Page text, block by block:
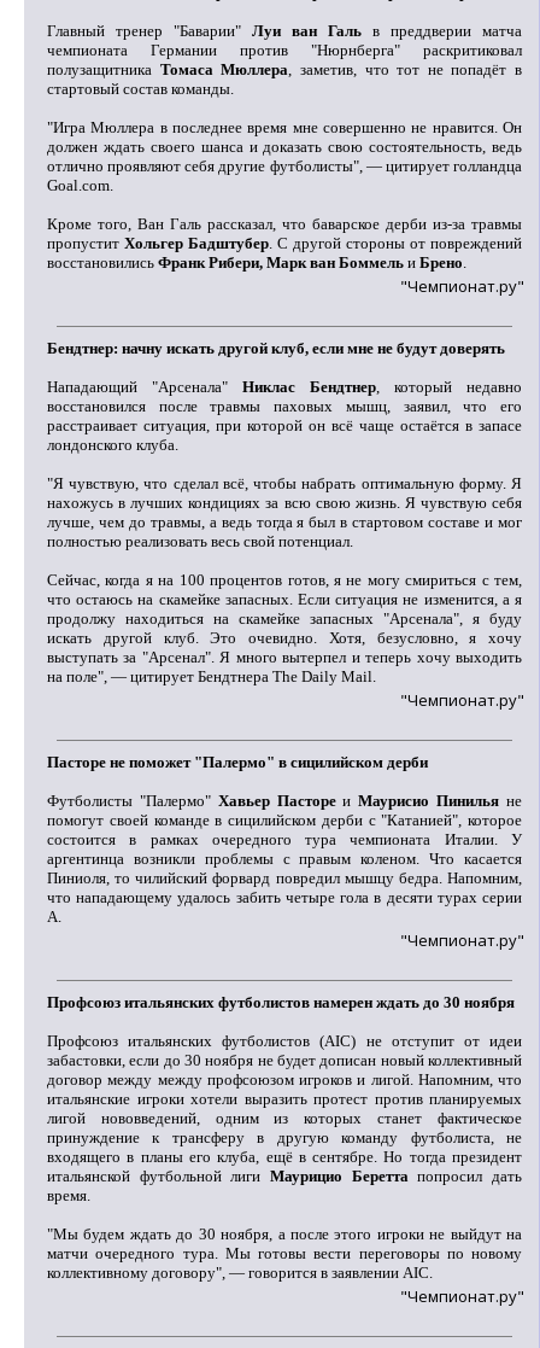
Главный тренер "Баварии" Луи ван Галь в преддверии матча
чемпионата Германии против "Нюрнберга" раскритиковал
полузащитника Томаса Мюллера, заметив, что тот не попадёт в
стартовый состав команды.
"Игра Мюллера в последнее время мне совершенно не нравится. Он
должен ждать своего шанса и доказать свою состоятельность, ведь
отлично проявляют себя другие футболисты", — цитирует голландца
Goal.com.
Кроме того, Ван Галь рассказал, что баварское дерби из-за травмы
пропустит Хольгер Бадштубер. C другой стороны от повреждений
восстановились Франк Рибери, Марк ван Боммель и Брено.
"Чемпионат.ру"
Бендтнер: начну искать другой клуб, если мне не будут доверять
Нападающий "Арсенала" Никлас Бендтнер, который недавно
восстановился после травмы паховых мышц, заявил, что его
расстраивает ситуация, при которой он всё чаще остаётся в запасе
лондонского клуба.
"Я чувствую, что сделал всё, чтобы набрать оптимальную форму. Я
нахожусь в лучших кондициях за всю свою жизнь. Я чувствую себя
лучше, чем до травмы, а ведь тогда я был в стартовом составе и мог
полностью реализовать весь свой потенциал.
Сейчас, когда я на 100 процентов готов, я не могу смириться с тем,
что остаюсь на скамейке запасных. Если ситуация не изменится, а я
продолжу находиться на скамейке запасных "Арсенала", я буду
искать другой клуб. Это очевидно. Хотя, безусловно, я хочу
выступать за "Арсенал". Я много вытерпел и теперь хочу выходить
на поле", — цитирует Бендтнера The Daily Mail.
"Чемпионат.ру"
Пасторе не поможет "Палермо" в сицилийском дерби
Футболисты "Палермо" Хавьер ПастореиМаурисио Пинилья не
помогут своей команде в сицилийском дерби с "Катанией", которое
состоится в рамках очередного тура чемпионата Италии. У
аргентинца возникли проблемы с правым коленом. Что касается
Пиниоля, то чилийский форвард повредил мышцу бедра. Напомним,
что нападающему удалось забить четыре гола в десяти турах серии
A.
"Чемпионат.ру"
Профсоюз итальянских футболистов намерен ждать до 30 ноября
Профсоюз итальянских футболистов (AIC) не отступит от идеи
забастовки, если до 30 ноября не будет дописан новый коллективный
договор между между профсоюзом игроков и лигой. Напомним, что
итальянские игроки хотели выразить протест против планируемых
лигой нововведений, одним из которых станет фактическое
принуждение к трансферу в другую команду футболиста, не
входящего в планы его клуба, ещё в сентябре. Но тогда президент
итальянской футбольной лиги Маурицио Береттапопросил дать
время.
"Мы будем ждать до 30 ноября, а после этого игроки не выйдут на
матчи очередного тура. Мы готовы вести переговоры по новому
коллективному договору", — говорится в заявлении AIC.
"Чемпионат.ру"